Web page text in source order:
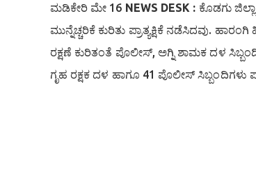
ಮಡಿಕೇರಿ ಮೇ 16 NEWS DESK : ಕೊಡಗು
ಮುನ್ನೆಚ್ಚರಿಕೆ ಕುರಿತು ಪ್ರಾತ್ಯಕ್ಷಿಕೆ ನಡೆಸಿದವು.
ರಕ್ಷಣೆ ಕುರಿತಂತೆ ಪೊಲೀಸ್, ಅಗ್ನಿ ಶಾಮಕ ದಳ
ಗೃಹ ರಕ್ಷಕ ದಳ ಹಾಗೂ 41 ಪೊಲೀಸ್ ಸಿಬ್ಬಂದಿಗಳು